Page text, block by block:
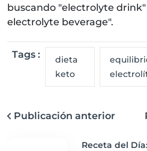
buscando "electrolyte
electrolyte beverage".
Tags :
dieta
keto
Publicación anterior
Receta del